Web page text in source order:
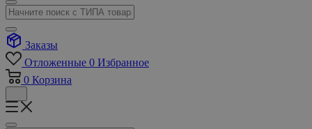
Заказы
Отложенные 0 Избранное
0 Корзина